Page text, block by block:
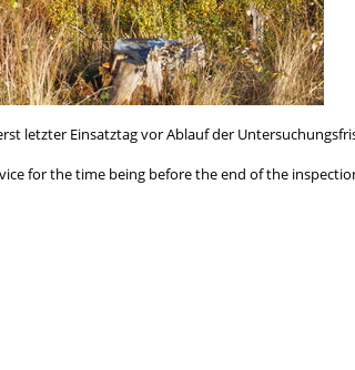
letzter Einsatztag vor Ablauf der
for the time being before the end of the